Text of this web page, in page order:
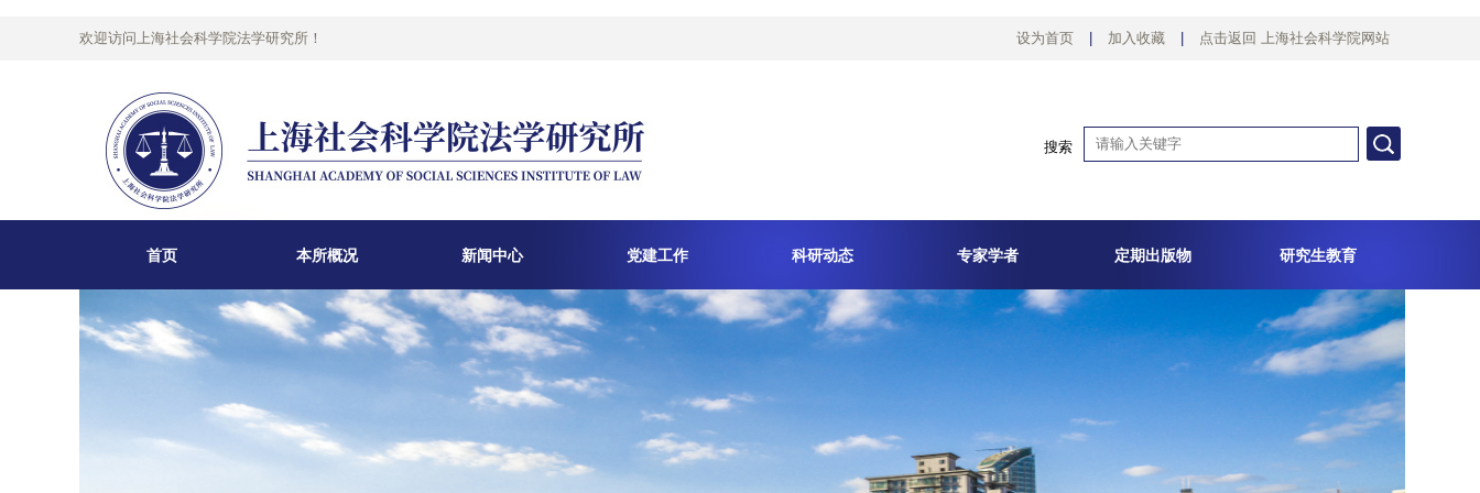
欢迎访问上海社会科学院法学研究所！ 设为首页 加入收藏 点击返回 上海社会科学院网站
搜索
首页 本所概况 新闻中心 党建工作 科研动态 专家学者 定期出版物 研究生教育